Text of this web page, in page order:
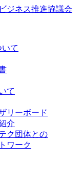
て
て
リーボード
介
ク団体との
ワーク